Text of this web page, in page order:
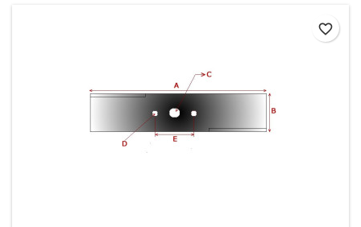
favorite_border